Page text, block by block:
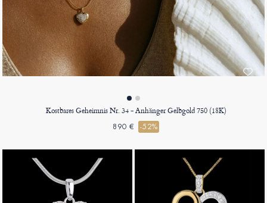
Kostbares Geheimnis Nr. 34 - Anhänger Gelbgold 750 (18K)
890 € -52%